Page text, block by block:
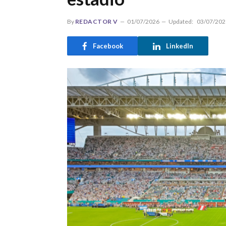
By REDACTOR V 01/07/2026 Updated: 03/07/
Facebook LinkedIn